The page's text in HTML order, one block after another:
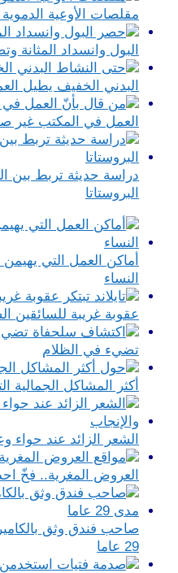
مقلصات الأوعية الدموية
البول وانسداد المثانة
البدني الخفيف يطيل
العمل في المكتب غير
دراسة حديثة تربط بين
البروستاتا
أماكن العمل التي
النساء
عقوبة غريبة للسائقين
تضيء في الظلام
أكثر المشاكل الجمالية
الشعر الزائد عند حواء
العروض المغرية.. فخّ
صاحب فندق وثق
29 عاما